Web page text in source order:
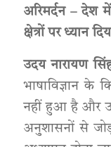
अरिमर्दन – देश
क्षेत्रों पर ध्यान
उदय नारायण
भाषाविज्ञान के
नहीं हुआ है और
अनुशासनों से